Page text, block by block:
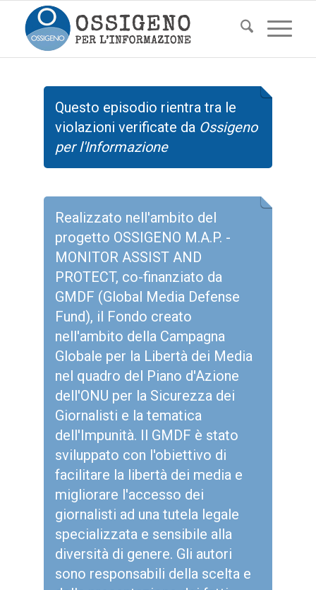
Questo episodio rientra tra le
violazioni verificate da Ossigeno
per l'Informazione
Realizzato nell'ambito del
progetto OSSIGENO M.A.P. -
MONITOR ASSIST AND
PROTECT, co-finanziato da
GMDF (Global Media Defense
Fund), il Fondo creato
nell'ambito della Campagna
Globale per la Libertà dei Media
nel quadro del Piano d'Azione
dell'ONU per la Sicurezza dei
Giornalisti e la tematica
dell'Impunità. Il GMDF è stato
sviluppato con l'obiettivo di
facilitare la libertà dei media e
migliorare l'accesso dei
giornalisti ad una tutela legale
specializzata e sensibile alla
diversità di genere. Gli autori
sono responsabili della scelta e